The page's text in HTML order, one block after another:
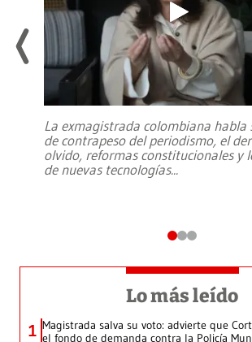
La exmagistrada colombiana habla
de contrapeso del periodismo, el
olvido, reformas constitucionales y
de nuevas tecnologías...
Lo más leído
1 Magistrada salva su voto: advierte que
el fondo de demanda contra la Policía